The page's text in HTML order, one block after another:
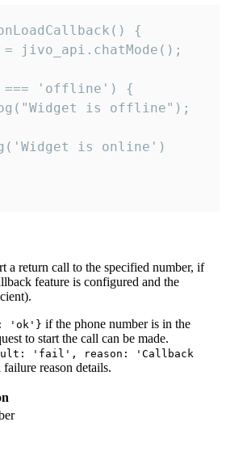
{
jivo_api.chatMode();
'offline') {
is offline");
is online')
a return call to the specified number, if
feature is configured and the
'ok'} if the phone number is in the
to start the call can be made.
'fail', reason: 'Callback
reason details.